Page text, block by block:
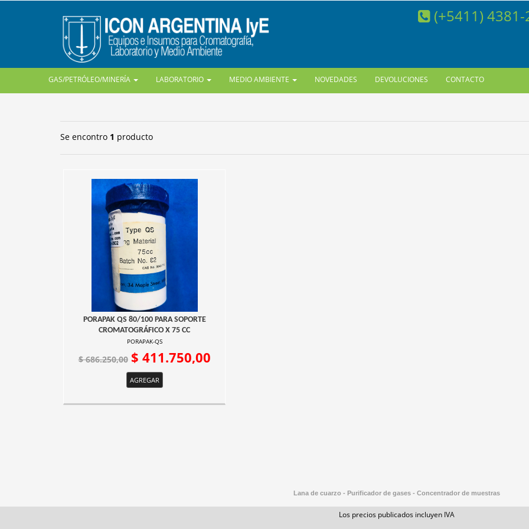
GAS/PETRÓLEO/MINERÍA LABORATORIO MEDIO AMBIENTE NOVEDADES DEVOLUCIONES CONTACTO
(+5411)
Se encontro 1 producto
PORAPAK QS 80/100 PARA SOPORTE
CROMATOGRÁFICO X 75 CC
PORAPAK-QS
$ 686.250,00 $ 411.750,00
AGREGAR
Lana de cuarzo - Purificador de gases - Concentrador de muestras
Los precios publicados incluyen IVA